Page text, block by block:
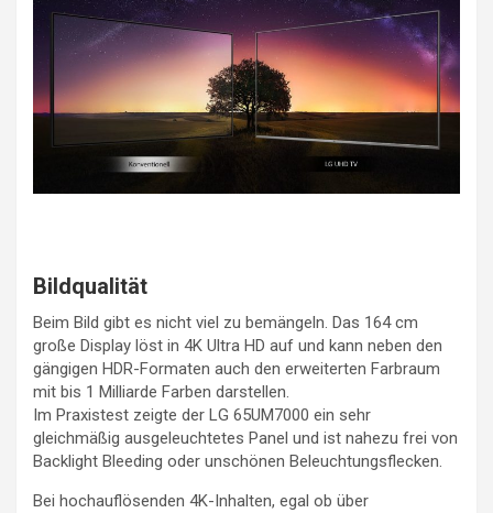
Bildqualität
Beim Bild gibt es nicht viel zu bemängeln. Das 164 cm
große Display löst in 4K Ultra HD auf und kann neben den
gängigen HDR-Formaten auch den erweiterten Farbraum
mit bis 1 Milliarde Farben darstellen.
Im Praxistest zeigte der LG 65UM7000 ein sehr
gleichmäßig ausgeleuchtetes Panel und ist nahezu frei von
Backlight Bleeding oder unschönen Beleuchtungsflecken.
Bei hochauflösenden 4K-Inhalten, egal ob über